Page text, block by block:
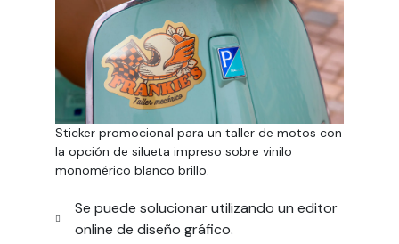
Sticker promocional para un taller de motos con
la opción de silueta impreso sobre vinilo
monomérico blanco brillo.
Se puede solucionar utilizando un editor
online de diseño gráfico.